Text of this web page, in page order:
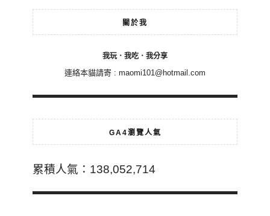
關於我
我玩．我吃．我分享
連絡本貓請寄 : maomi101@hotmail.com
GA4瀏覽人氣
累積人氣：138,052,714